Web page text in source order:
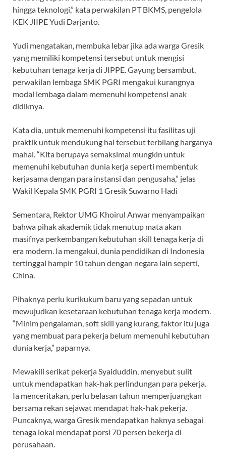
hingga teknologi,” kata perwakilan PT BKMS, pengelola
KEK JIIPE Yudi Darjanto.
Yudi mengatakan, membuka lebar jika ada warga Gresik
yang memiliki kompetensi tersebut untuk mengisi
kebutuhan tenaga kerja di JIPPE. Gayung bersambut,
perwakilan lembaga SMK PGRI mengakui kurangnya
modal lembaga dalam memenuhi kompetensi anak
didiknya.
Kata dia, untuk memenuhi kompetensi itu fasilitas uji
praktik untuk mendukung hal tersebut terbilang harganya
mahal. “Kita berupaya semaksimal mungkin untuk
memenuhi kebutuhan dunia kerja seperti membentuk
kerjasama dengan para instansi dan pengusaha,” jelas
Wakil Kepala SMK PGRI 1 Gresik Suwarno Hadi
Sementara, Rektor UMG Khoirul Anwar menyampaikan
bahwa pihak akademik tidak menutup mata akan
masifnya perkembangan kebutuhan skill tenaga kerja di
era modern. Ia mengakui, dunia pendidikan di Indonesia
tertinggal hampir 10 tahun dengan negara lain seperti,
China.
Pihaknya perlu kurikukum baru yang sepadan untuk
mewujudkan kesetaraan kebutuhan tenaga kerja modern.
“Minim pengalaman, soft skill yang kurang, faktor itu juga
yang membuat para pekerja belum memenuhi kebutuhan
dunia kerja,” paparnya.
Mewakili serikat pekerja Syaiduddin, menyebut sulit
untuk mendapatkan hak-hak perlindungan para pekerja.
Ia menceritakan, perlu belasan tahun memperjuangkan
bersama rekan sejawat mendapat hak-hak pekerja.
Puncaknya, warga Gresik mendapatkan haknya sebagai
tenaga lokal mendapat porsi 70 persen bekerja di
perusahaan.